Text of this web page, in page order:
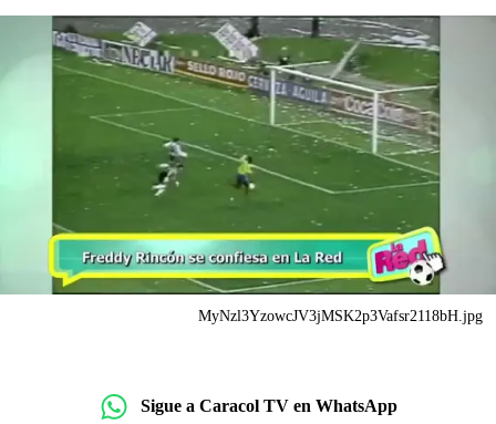
MyNzl3YzowcJV3jMSK2p3Vafsr2118bH.jpg
Sigue a Caracol TV en WhatsApp